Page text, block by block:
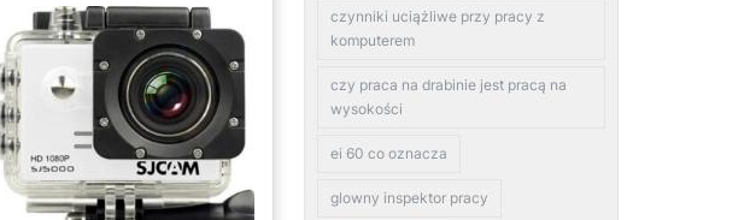
czynniki uciążliwe przy pracy z
komputerem
czy praca na drabinie jest pracą na
wysokości
ei 60 co oznacza
glowny inspektor pracy